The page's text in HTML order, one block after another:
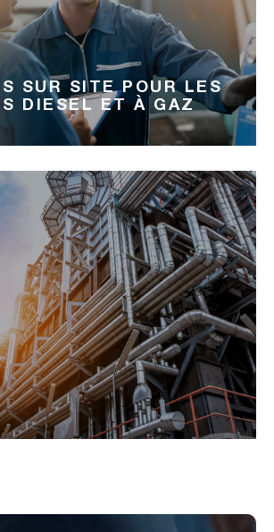
SUR SITE POUR LES
DIESEL ET À GAZ